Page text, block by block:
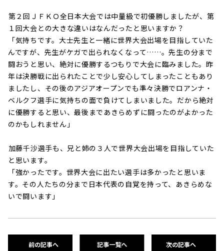
――第２回ＪＦＫＯ全日本大会では中量級で初優勝しましたが、第
１回大会との大きな違いはなんだったと思いますか？
「気持ちです。大士先生と一緒に世界大会出場を目指していた
んですが、先生がケガで出られなくなって……。先生の分まで
闘おうと思い、絶対に優勝するつもりで大会に臨みました。昨
年は決勝戦に出られたことで少し安心してしまったこともあり
ましたし、その後のアジアオープンでも準々決勝でロアンナ・
ベルクフ選手に気持ちの面で負けてしまいました。だから絶対
に優勝すると思い、最後まであきらめずに闘ったのがよかった
のかもしれません」
――加藤千沙選手も、兄と姉の３人で世界大会出場を目指していた
と思います。
「強かったです。世界大会に出たい選手は多かったと思いま
す。その人たちの分まで日本代表の自覚を持って、あきらめな
いで闘います」
前の記事へ 記事一覧へ 次の記事へ